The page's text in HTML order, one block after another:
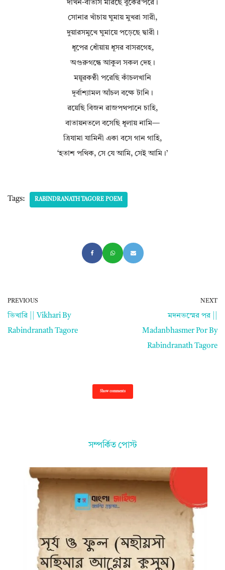
দখিন‐বাতাস মরিছে বুকের’পরে।
সোনার খাঁচায় ঘুমায় মুখরা সারী,
দুয়ারসমুখে ঘুমায়ে পড়েছে দ্বারী।
ধূপের ধোঁয়ায় ধূসর বাসরগেহ,
অগুরুগন্ধে আকুল সকল দেহ।
ময়ূরকণ্ঠী পরেছি কাঁচলখানি
দূর্বাশ্যামল আঁচল বক্ষে টানি।
রয়েছি বিজন রাজপথপানে চাহি,
বাতায়নতলে বসেছি ধূলায় নামি—
ত্রিযামা যামিনী একা বসে গান গাহি,
‘হতাশ পথিক, সে যে আমি, সেই আমি।’
Tags: RABINDRANATH TAGORE POEM
PREVIOUS
ভিখারি || Vikhari By
Rabindranath Tagore
NEXT
মদনভস্মের পর ||
Madanbhasmer Por By
Rabindranath Tagore
Show comments
সম্পর্কিত পোস্ট